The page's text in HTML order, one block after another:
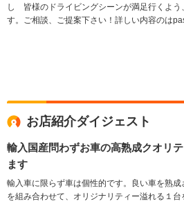
し 皆様のドライビングシーンが満足行くよう
す。ご相談、ご提案下さい！詳しい内容のは
お店紹介ダイジェスト
輸入国産問わずお車の高熟成クオリ
ます
輸入車に限らず車は個性的です。良い車を熟
を組み合わせて、オリジナリティー溢れる１